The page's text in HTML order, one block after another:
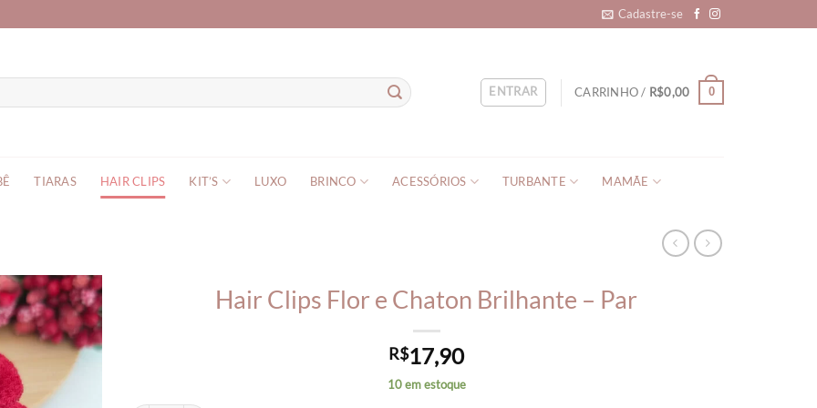
Cadastre-se
ENTRAR CARRINHO / R$0,00 0
TIARAS HAIR CLIPS KIT’S LUXO BRINCO ACESSÓRIOS TURBANTE MAMÃE
Hair Clips Flor e Chaton Brilhante – Par
R$17,90
10 em estoque